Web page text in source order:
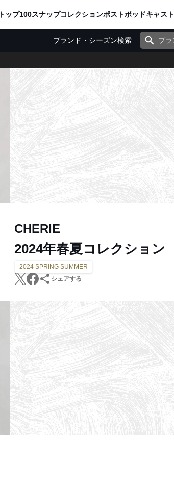
トップ100スナップコレクションポストポッドキャスト
ブランド・シーズン検索
CHERIE
2024年春夏コレクション
2024 SPRING SUMMER
シェアする